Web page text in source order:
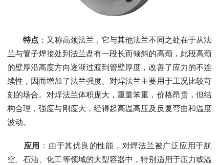
特点 ：又称高颈法兰，它与其他法兰不同之处在于从法
兰与管子焊接处到法兰盘有一段长而倾斜的高颈，此段高颈
的壁厚沿高度方向逐渐过渡到管壁厚度，改善了应力的不连
续性，因而增加了法兰强度。对焊法兰主要用于工况比较苛
刻的场合。对焊法兰体积庞大，重量笨重，价格昂贵，但结
构合理，强度与刚度大，经得起高温高压及反复弯曲和温度
波动。
应用 ：由于其优良的性能，对焊法兰被广泛应用于航
空、石油、化工等领域的大型容器中，特别适用于压力或温